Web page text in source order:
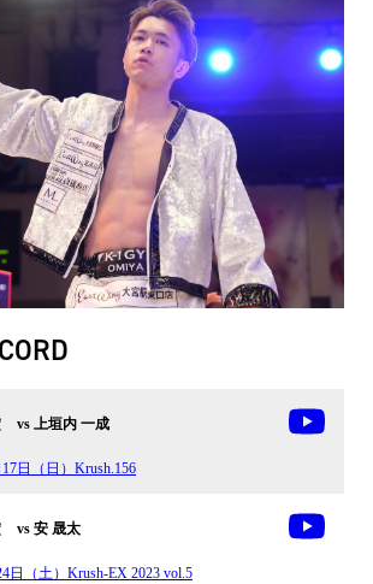
vs 上垣内 一成
日（日）Krush.156
vs 安 晟太
日（土）Krush-EX 2023 vol.5